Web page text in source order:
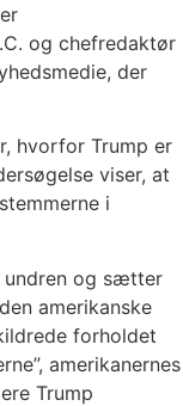
og chefredaktør
der
hvorfor Trump er
viser, at
i
undren og sætter
amerikanske
forholdet
amerikanernes
Trump